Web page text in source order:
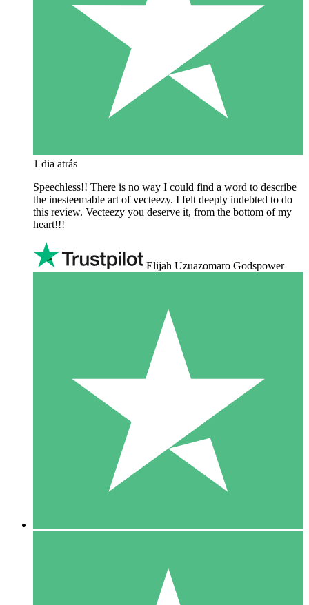
1 dia atrás
Speechless!! There is no way I could find a word to describe
the inesteemable art of vecteezy. I felt deeply indebted to do
this review. Vecteezy you deserve it, from the bottom of my
heart!!!
Elijah Uzuazomaro Godspower